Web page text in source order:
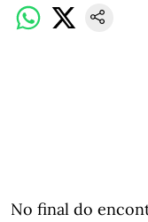
No final do